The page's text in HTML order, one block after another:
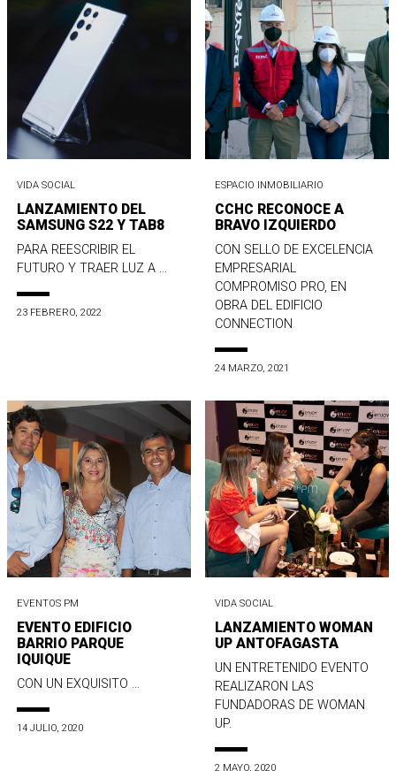
VIDA SOCIAL
LANZAMIENTO DEL
SAMSUNG S22 Y TAB8
PARA REESCRIBIR EL
FUTURO Y TRAER LUZ A ...
23 FEBRERO, 2022
ESPACIO INMOBILIARIO
CCHC RECONOCE A
BRAVO IZQUIERDO
CON SELLO DE EXCELENCIA
EMPRESARIAL
COMPROMISO PRO, EN
OBRA DEL EDIFICIO
CONNECTION
24 MARZO, 2021
EVENTOS PM
EVENTO EDIFICIO
BARRIO PARQUE
IQUIQUE
CON UN EXQUISITO ...
14 JULIO, 2020
VIDA SOCIAL
LANZAMIENTO WOMAN
UP ANTOFAGASTA
UN ENTRETENIDO EVENTO
REALIZARON LAS
FUNDADORAS DE WOMAN
UP.
2 MAYO, 2020